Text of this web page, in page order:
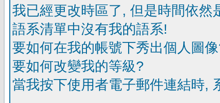
我已經更改時區了, 但是時間依然
語系清單中沒有我的語系!
要如何在我的帳號下秀出個人圖
要如何改變我的等級?
當我按下使用者電子郵件連結時,